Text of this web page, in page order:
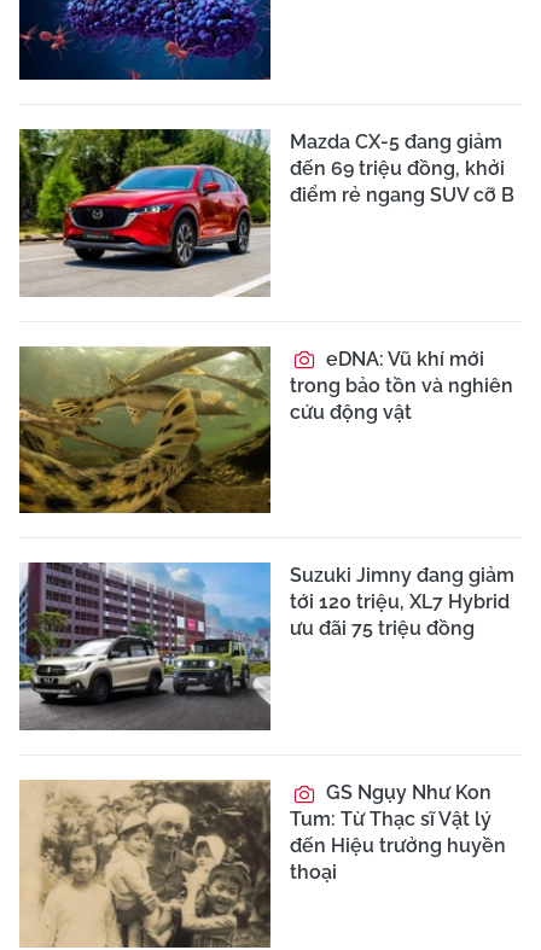
Mazda CX-5 đang giảm
đến 69 triệu đồng, khởi
điểm rẻ ngang SUV cỡ B
eDNA: Vũ khí mới
trong bảo tồn và nghiên
cứu động vật
Suzuki Jimny đang giảm
tới 120 triệu, XL7 Hybrid
ưu đãi 75 triệu đồng
GS Ngụy Như Kon
Tum: Từ Thạc sĩ Vật lý
đến Hiệu trưởng huyền
thoại